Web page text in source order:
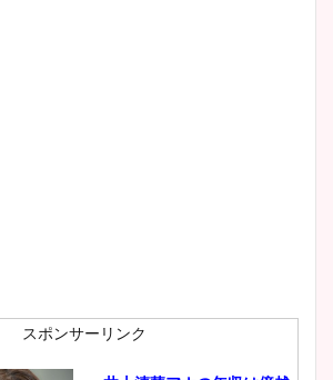
肉も凄い！
スポンサーリンク